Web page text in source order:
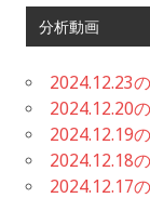
分析動画
2024.12.23
2024.12.20
2024.12.19
2024.12.18
2024.12.17